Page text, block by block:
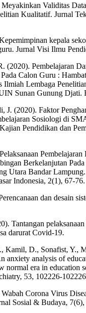
Validitas
Kualitatif. Jurnal
kepala
Jurnal Visi Ilmu
(2020). Pembelajaran
Calon Guru :
Lembaga
Sunan Gunung Djati.
J. (2020). Faktor
Sosiologi di
Pendidikan dan
Berkelanjutan
Utara Bandar
Indonesia, 2(1), 67-76.
dan desain
Tantangan
darurat Covid-19.
Kamil, D., Sonafist, Y.,
anxiety analysis of
normal era in education
53, 102226-
Corona Virus
Sosial & Budaya,